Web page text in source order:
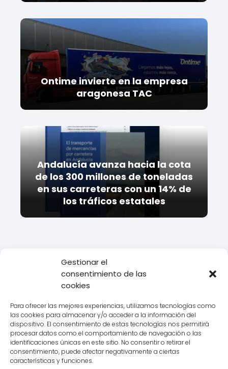
Gestionar el
consentimiento de las
cookies
Para ofrecer las mejores experiencias, utilizamos tecnologías como
las cookies para almacenar y/o acceder a la información del
dispositivo. El consentimiento de estas tecnologías nos permitirá
procesar datos como el comportamiento de navegación o las
identificaciones únicas en este sitio. No consentir o retirar el
consentimiento, puede afectar negativamente a ciertas
características y funciones.
Ontime invierte en la empresa
aragonesa TAC
Andalucía avanza hacia la cota
de los 300 millones de toneladas
en sus carreteras con un 14% de
los tráficos estatales
Empresas de transporte
Datos de
la delegación Ontime El Berron en Asturias
Aviso legal
Política de Cookies